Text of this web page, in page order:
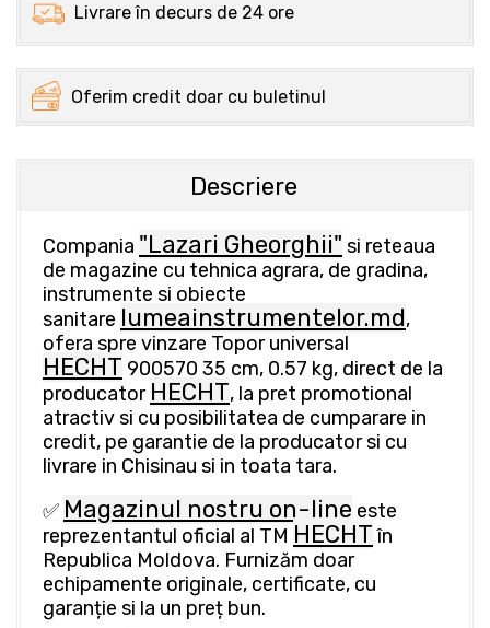
Livrare în decurs de 24 ore
Oferim credit doar cu buletinul
Descriere
Compania "Lazari Gheorghii" si reteaua
de magazine cu tehnica agrara, de gradina,
instrumente si obiecte
sanitare lumeainstrumentelor.md,
ofera spre vinzare Topor universal
HECHT 900570 35 cm, 0.57 kg, direct de la
producator HECHT, la pret promotional
atractiv si cu posibilitatea de cumparare in
credit, pe garantie de la producator si cu
livrare in Chisinau si in toata tara.
✅ Magazinul nostru on-line este
reprezentantul oficial al TM HECHTîn
Republica Moldova. Furnizăm doar
echipamente originale, certificate, cu
garanție si la un preț bun.